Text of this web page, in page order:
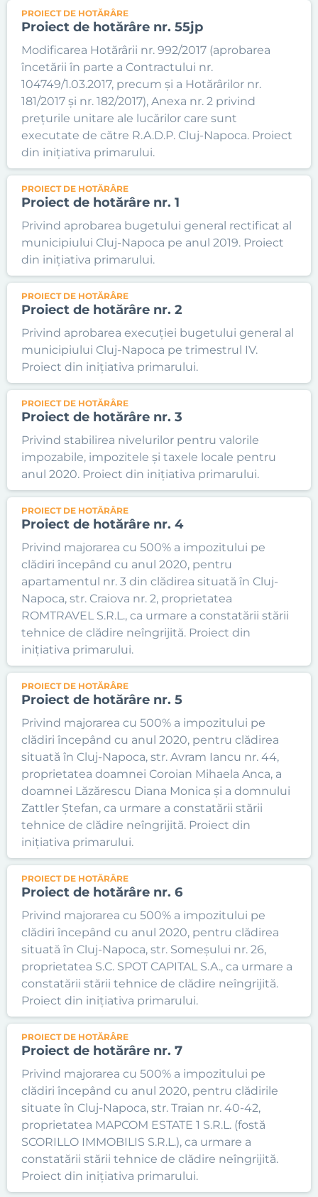
PROIECT DE HOTĂRÂRE
Proiect de hotărâre nr. 55jp
Modificarea Hotărârii nr. 992/2017 (aprobarea
încetării în parte a Contractului nr.
104749/1.03.2017, precum și a Hotărârilor nr.
181/2017 și nr. 182/2017), Anexa nr. 2 privind
prețurile unitare ale lucărilor care sunt
executate de către R.A.D.P. Cluj-Napoca. Proiect
din inițiativa primarului.
PROIECT DE HOTĂRÂRE
Proiect de hotărâre nr. 1
Privind aprobarea bugetului general rectificat al
municipiului Cluj-Napoca pe anul 2019. Proiect
din inițiativa primarului.
PROIECT DE HOTĂRÂRE
Proiect de hotărâre nr. 2
Privind aprobarea execuției bugetului general al
municipiului Cluj-Napoca pe trimestrul IV.
Proiect din inițiativa primarului.
PROIECT DE HOTĂRÂRE
Proiect de hotărâre nr. 3
Privind stabilirea nivelurilor pentru valorile
impozabile, impozitele și taxele locale pentru
anul 2020. Proiect din inițiativa primarului.
PROIECT DE HOTĂRÂRE
Proiect de hotărâre nr. 4
Privind majorarea cu 500% a impozitului pe
clădiri începând cu anul 2020, pentru
apartamentul nr. 3 din clădirea situată în Cluj-
Napoca, str. Craiova nr. 2, proprietatea
ROMTRAVEL S.R.L., ca urmare a constatării stării
tehnice de clădire neîngrijită. Proiect din
inițiativa primarului.
PROIECT DE HOTĂRÂRE
Proiect de hotărâre nr. 5
Privind majorarea cu 500% a impozitului pe
clădiri începând cu anul 2020, pentru clădirea
situată în Cluj-Napoca, str. Avram Iancu nr. 44,
proprietatea doamnei Coroian Mihaela Anca, a
doamnei Lăzărescu Diana Monica și a domnului
Zattler Ștefan, ca urmare a constatării stării
tehnice de clădire neîngrijită. Proiect din
inițiativa primarului.
PROIECT DE HOTĂRÂRE
Proiect de hotărâre nr. 6
Privind majorarea cu 500% a impozitului pe
clădiri începând cu anul 2020, pentru clădirea
situată în Cluj-Napoca, str. Someșului nr. 26,
proprietatea S.C. SPOT CAPITAL S.A., ca urmare a
constatării stării tehnice de clădire neîngrijită.
Proiect din inițiativa primarului.
PROIECT DE HOTĂRÂRE
Proiect de hotărâre nr. 7
Privind majorarea cu 500% a impozitului pe
clădiri începând cu anul 2020, pentru clădirile
situate în Cluj-Napoca, str. Traian nr. 40-42,
proprietatea MAPCOM ESTATE 1 S.R.L. (fostă
SCORILLO IMMOBILIS S.R.L.), ca urmare a
constatării stării tehnice de clădire neîngrijită.
Proiect din inițiativa primarului.